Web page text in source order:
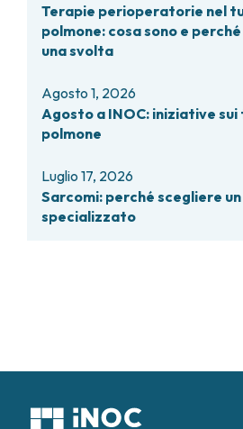
Terapie perioperatorie nel
polmone: cosa sono e
una svolta
Agosto 1, 2026
Agosto a INOC: iniziative sui
polmone
Luglio 17, 2026
Sarcomi: perché scegliere
specializzato